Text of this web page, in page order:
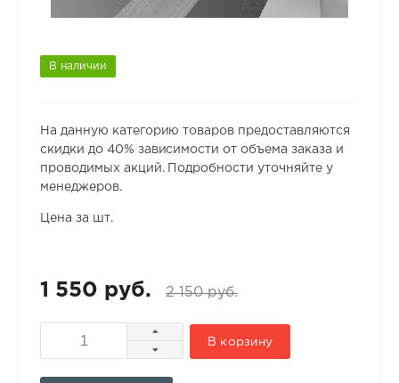
В наличии
На данную категорию товаров предоставляются
скидки до 40% зависимости от объема заказа и
проводимых акций. Подробности уточняйте у
менеджеров.
Цена за шт.
1 550 руб. 2 150 руб.
В корзину